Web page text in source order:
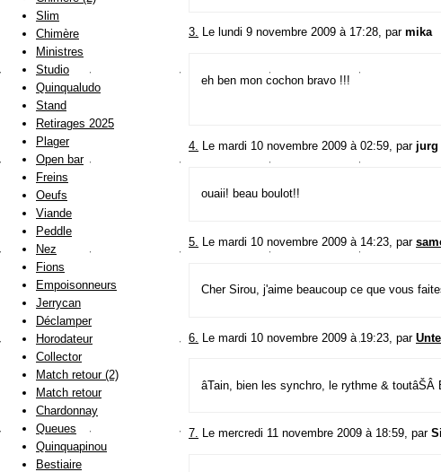
3. Le lundi 9 novembre 2009 à 17:28, par mika
eh ben mon cochon bravo !!!
4. Le mardi 10 novembre 2009 à 02:59, par jurg
ouaii! beau boulot!!
5. Le mardi 10 novembre 2009 à 14:23, par
Cher Sirou, j'aime beaucoup ce que vous
6. Le mardi 10 novembre 2009 à 19:23, par
âTain, bien les synchro, le rythme & toutâŠÂ
7. Le mercredi 11 novembre 2009 à 18:59, par
Slim
Chimère
Ministres
Studio
Quinqualudo
Stand
Retirages 2025
Plager
Open bar
Freins
Oeufs
Viande
Peddle
Nez
Fions
Empoisonneurs
Jerrycan
Déclamper
Horodateur
Collector
Match retour (2)
Match retour
Chardonnay
Queues
Quinquapinou
Bestiaire